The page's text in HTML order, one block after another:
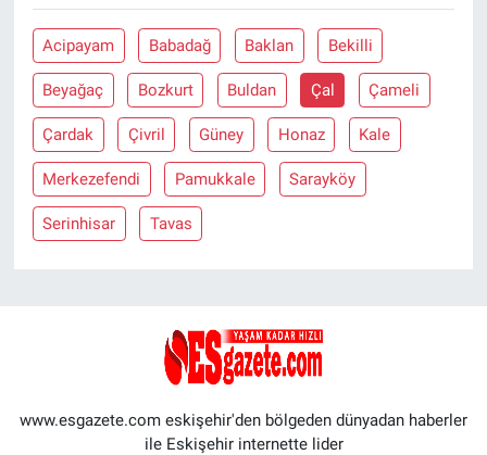
Acipayam Babadağ Baklan Bekilli
Beyağaç Bozkurt Buldan Çal Çameli
Çardak Çivril Güney Honaz Kale
Merkezefendi Pamukkale Sarayköy
Serinhisar Tavas
www.esgazete.com eskişehir'den bölgeden dünyadan haberler
ile Eskişehir internette lider